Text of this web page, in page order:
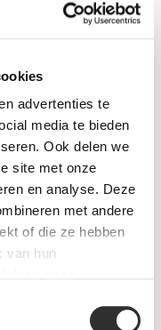
advertenties te
media te bieden
Ook delen we
site met onze
en analyse. Deze
met andere
of die ze hebben
van hun
Verkocht
Armband 14k
met zirkonia
2181YZI
€199,00